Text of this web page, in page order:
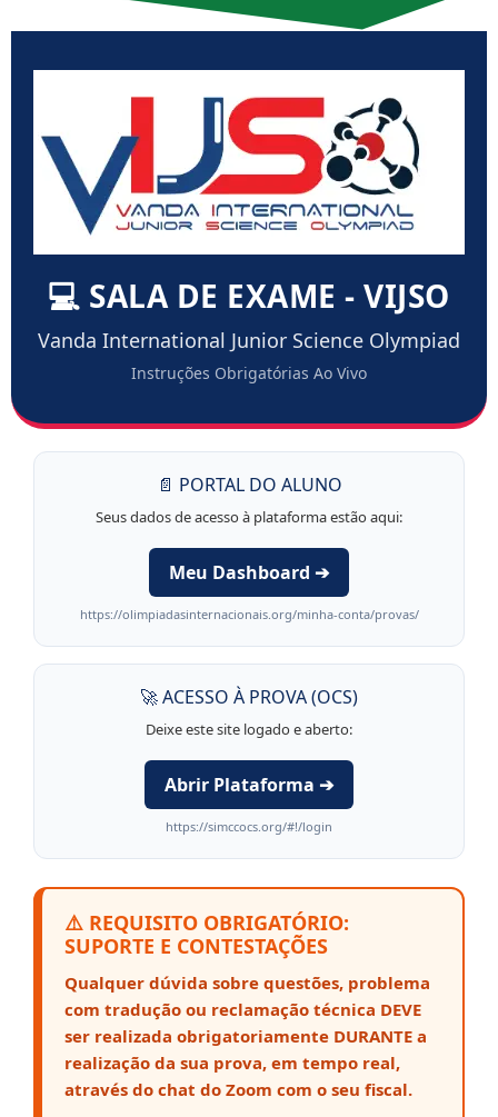
💻 SALA DE EXAME - VIJSO
Vanda International Junior Science Olympiad
Instruções Obrigatórias Ao Vivo
📄 PORTAL DO ALUNO
Seus dados de acesso à plataforma estão aqui:
Meu Dashboard ➔
https://olimpiadasinternacionais.org/minha-conta/provas/
🚀 ACESSO À PROVA (OCS)
Deixe este site logado e aberto:
Abrir Plataforma ➔
https://simccocs.org/#!/login
⚠️ REQUISITO OBRIGATÓRIO:
SUPORTE E CONTESTAÇÕES
Qualquer dúvida sobre questões, problema
com tradução ou reclamação técnica DEVE
ser realizada obrigatoriamente DURANTE a
realização da sua prova, em tempo real,
através do chat do Zoom com o seu fiscal.